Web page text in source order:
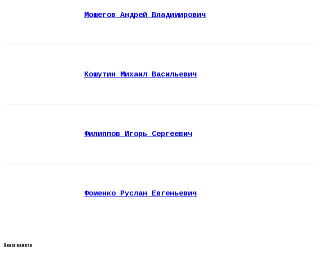
Мошегов Андрей Владимирович
Кошутин Михаил Васильевич
Филиппов Игорь Сергеевич
Фоменко Руслан Евгеньевич
Книга памяти